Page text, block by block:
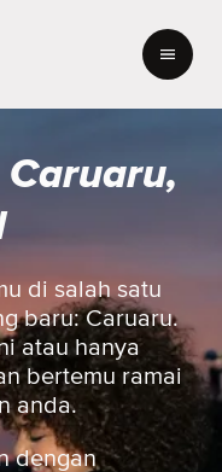
di salah satu
baru: Caruaru.
atau hanya
bertemu ramai
anda.
dengan